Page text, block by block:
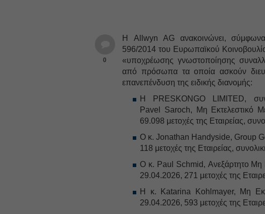
0
Η Allwyn AG ανακοινώνει,
596/2014 του Ευρωπαϊκού
«υποχρέωσης γνωστοποίησης
από πρόσωπα τα οποία ασκούν
επανεπένδυση της ειδικής διανομής:
Η PRESKONGO LIMITED,
Pavel Saroch, Μη Εκτελεστικό
69.098 μετοχές της Εταιρείας,
Ο κ. Jonathan Handyside, Group
118 μετοχές της Εταιρείας,
Ο κ. Paul Schmid, Ανεξάρτητο Μη
29.04.2026, 271 μετοχές της
Η κ. Katarina Kohlmayer, Μη
29.04.2026, 593 μετοχές της